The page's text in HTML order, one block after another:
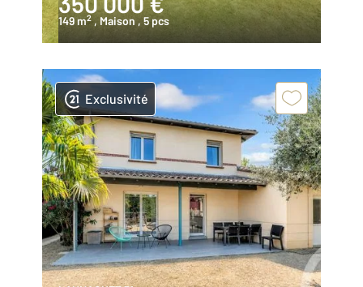
149 m2 , Maison , 5 pcs
Exclusivité